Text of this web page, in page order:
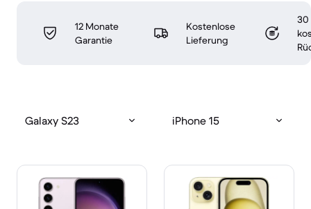
12 Monate
Garantie
Kostenlose
Lieferung
30
Galaxy S23 iPhone 15